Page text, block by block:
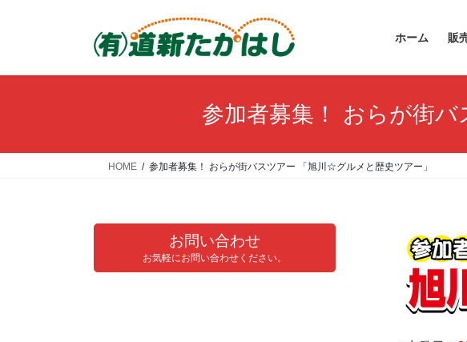
ホーム 販
参加者募集！ おらが街
HOME 参加者募集！ おらが街バスツアー 「旭川☆グルメと歴史ツアー」
お問い合わせ
お気軽にお問い合わせください。